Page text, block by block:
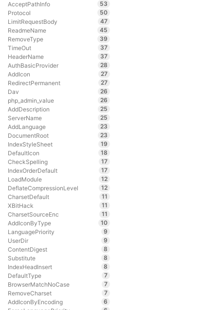
AcceptPathInfo
53
Protocol
50
LimitRequestBody
47
ReadmeName
45
RemoveType
39
TimeOut
37
HeaderName
37
AuthBasicProvider
28
AddIcon
27
RedirectPermanent
27
Dav
26
php_admin_value
26
AddDescription
25
ServerName
25
AddLanguage
23
DocumentRoot
23
IndexStyleSheet
19
DefaultIcon
18
CheckSpelling
17
IndexOrderDefault
17
LoadModule
12
DeflateCompressionLevel
12
CharsetDefault
11
XBitHack
11
CharsetSourceEnc
11
AddIconByType
10
LanguagePriority
9
UserDir
9
ContentDigest
8
Substitute
8
IndexHeadInsert
8
DefaultType
7
BrowserMatchNoCase
7
RemoveCharset
7
AddIconByEncoding
6